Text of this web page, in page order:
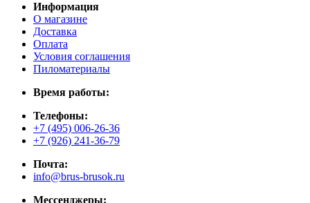
Информация
О магазине
Доставка
Оплата
Условия соглашения
Пиломатериалы
Время работы:
Телефоны:
+7 (495) 006-26-36
+7 (926) 241-36-79
Почта:
info@brus-brusok.ru
Мессенджеры: